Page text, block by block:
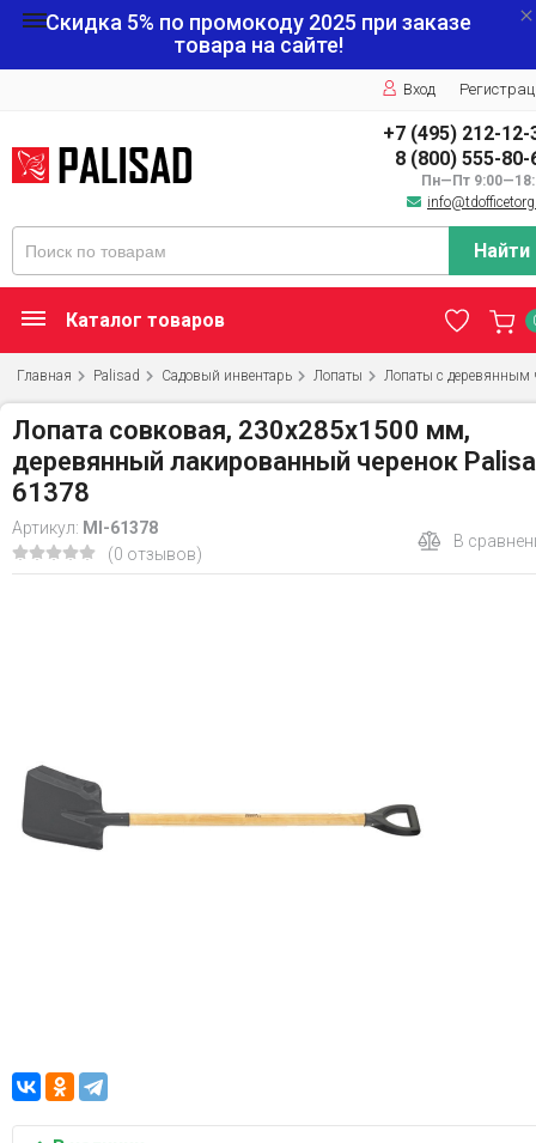
Скидка 5% по промокоду 2025 при заказе
товара на сайте!
Вход
+7 (495) 212-12-
8 (800) 555-80-
Пн—Пт
Найти
Каталог товаров
Главная Palisad Садовый инвентарь Лопаты Лопаты с деревянным
Лопата совковая, 230х285х1500 мм,
деревянный лакированный черенок
61378
Артикул: MI-61378
(0 отзывов)
В